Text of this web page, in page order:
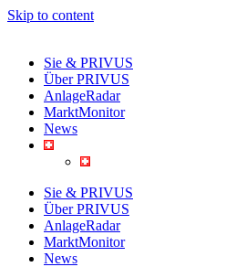
Skip to content
Sie & PRIVUS
Über PRIVUS
AnlageRadar
MarktMonitor
News
Sie & PRIVUS
Über PRIVUS
AnlageRadar
MarktMonitor
News